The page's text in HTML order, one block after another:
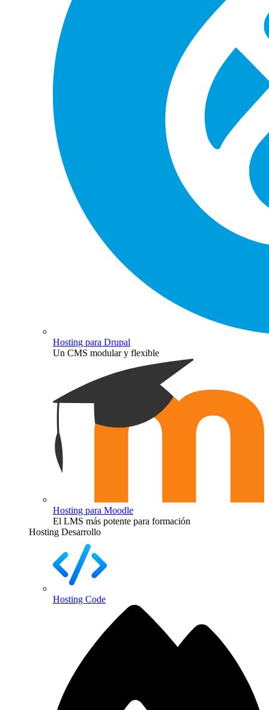
Hosting para Drupal
Un CMS modular y flexible
Hosting para Moodle
El LMS más potente para formación
Hosting Desarrollo
Hosting Code